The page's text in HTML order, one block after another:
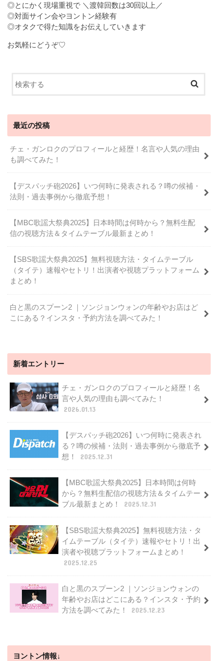
◎とにかく現場重視で ＼渡韓回数は30回以上／
◎対面サイン会やヨントン経験有
◎オタクで得た知識をお伝えしていきます
お気軽にどうぞ♡
最近の投稿
チェ・ガンロクのプロフィールと経歴！名言や人気の理由
も調べてみた！
【デスパッチ砲2026】いつ何時に発表される？噂の候補・
法則・過去事例から徹底予想！
【MBC歌謡大祭典2025】日本時間は何時から？無料生配
信の視聴方法＆タイムテーブル最新まとめ！
【SBS歌謡大祭典2025】無料視聴方法・タイムテーブル
（タイテ）速報やセトリ！出演者や視聴プラットフォーム
まとめ！
白と黒のスプーン2 ｜ソンジョンウォンの年齢やお店はど
こにある？インスタ・予約方法を調べてみた！
新着エントリー
チェ・ガンロクのプロフィールと経歴！名
言や人気の理由も調べてみた！
2026.01.13
【デスパッチ砲2026】いつ何時に発表され
る？噂の候補・法則・過去事例から徹底予
想！
2025.12.31
【MBC歌謡大祭典2025】日本時間は何時
から？無料生配信の視聴方法＆タイムテー
ブル最新まとめ！
2025.12.31
【SBS歌謡大祭典2025】無料視聴方法・タ
イムテーブル（タイテ）速報やセトリ！出
演者や視聴プラットフォームまとめ！
2025.12.25
白と黒のスプーン2 ｜ソンジョンウォンの
年齢やお店はどこにある？インスタ・予約
方法を調べてみた！
2025.12.23
ヨントン情報↓